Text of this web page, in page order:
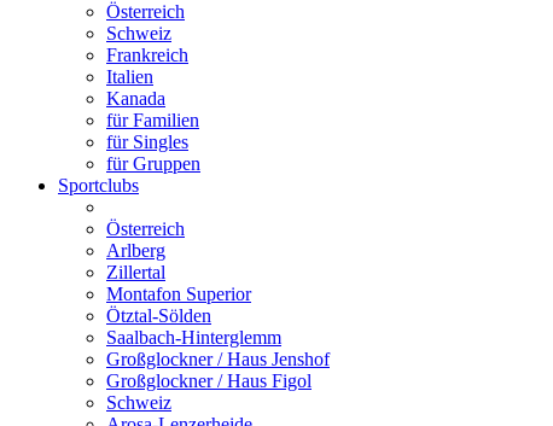
Österreich
Schweiz
Frankreich
Italien
Kanada
für Familien
für Singles
für Gruppen
Sportclubs
Österreich
Arlberg
Zillertal
Montafon Superior
Ötztal-Sölden
Saalbach-Hinterglemm
Großglockner / Haus Jenshof
Großglockner / Haus Figol
Schweiz